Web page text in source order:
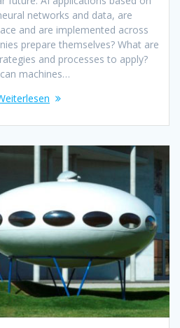
networks and data, are
and are implemented across
prepare themselves? What are
and processes to apply?
machines…